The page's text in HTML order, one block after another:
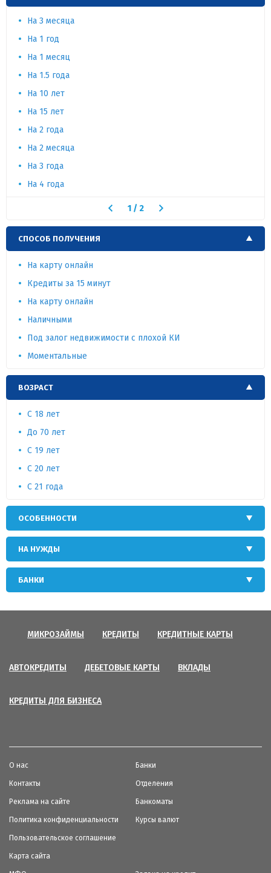
На 3 месяца
На 1 год
На 1 месяц
На 1.5 года
На 10 лет
На 15 лет
На 2 года
На 2 месяца
На 3 года
На 4 года
1/ 2
СПОСОБ ПОЛУЧЕНИЯ
На карту онлайн
Кредиты за 15 минут
На карту онлайн
Наличными
Под залог недвижимости с плохой КИ
Моментальные
ВОЗРАСТ
C 18 лет
До 70 лет
С 19 лет
C 20 лет
С 21 года
ОСОБЕННОСТИ
НА НУЖДЫ
БАНКИ
МИКРОЗАЙМЫ КРЕДИТЫ КРЕДИТНЫЕ КАРТЫ
АВТОКРЕДИТЫ ДЕБЕТОВЫЕ КАРТЫ ВКЛАДЫ
КРЕДИТЫ ДЛЯ БИЗНЕСА
О нас
Контакты
Реклама на сайте
Политика конфиденциальности
Пользовательское соглашение
Карта сайта
Банки
Отделения
Банкоматы
Курсы валют